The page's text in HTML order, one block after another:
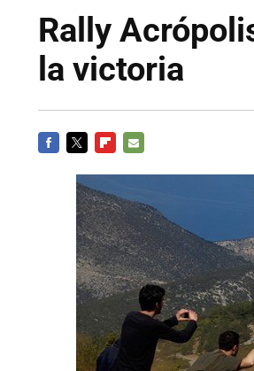
Rally
la victoria